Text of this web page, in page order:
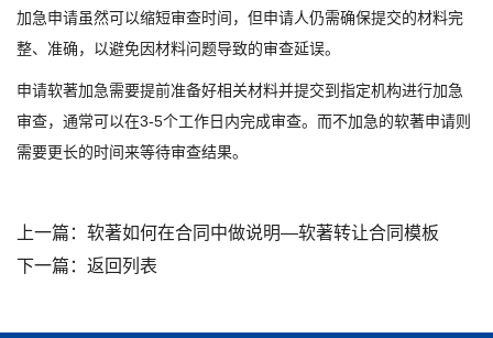
加急申请虽然可以缩短审查时间，但申请人仍需确保提交的材料完
整、准确，以避免因材料问题导致的审查延误。
申请软著加急需要提前准备好相关材料并提交到指定机构进行加急
审查，通常可以在3-5个工作日内完成审查。而不加急的软著申请则
需要更长的时间来等待审查结果。
上一篇： 软著如何在合同中做说明—软著转让合同模板
下一篇： 返回列表